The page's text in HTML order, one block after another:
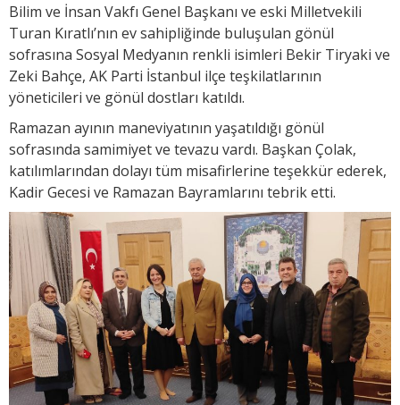
Bilim ve İnsan Vakfı Genel Başkanı ve eski Milletvekili
Turan Kıratlı’nın ev sahipliğinde buluşulan gönül
sofrasına Sosyal Medyanın renkli isimleri Bekir Tiryaki ve
Zeki Bahçe, AK Parti İstanbul ilçe teşkilatlarının
yöneticileri ve gönül dostları katıldı.
Ramazan ayının maneviyatının yaşatıldığı gönül
sofrasında samimiyet ve tevazu vardı. Başkan Çolak,
katılımlarından dolayı tüm misafirlerine teşekkür ederek,
Kadir Gecesi ve Ramazan Bayramlarını tebrik etti.